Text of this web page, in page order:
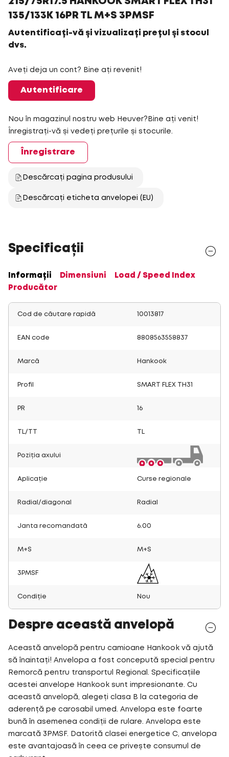
135/133K 16PR TL M+S 3PMSF
Autentificați-vă și vizualizați prețul și stocul
dvs.
Aveți deja un cont? Bine ați revenit!
Autentificare
Nou în magazinul nostru web Heuver?Bine ați venit!
Înregistrați-vă și vedeți prețurile și stocurile.
Înregistrare
Descărcați pagina produsului
Descărcați eticheta anvelopei (EU)
Specificații
Informații Dimensiuni
Load / Speed Index
Producător
Cod de căutare rapidă 10013817
EAN code 8808563558837
Marcă Hankook
Profil SMART FLEX TH31
PR 16
TL/TT
Poziția axului
Aplicație Curse regionale
Radial/diagonal Radial
Janta recomandată 6.00
M+S M+S
3PMSF
Condiție Nou
Despre această anvelopă
Această anvelopă pentru camioane Hankook vă ajută
să înaintați! Anvelopa a fost concepută special pentru
Remorcă pentru transportul Regional. Specificațiile
acestei anvelope Hankook sunt impresionante. Cu
această anvelopă, alegeți clasa B la categoria de
aderență pe carosabil umed. Anvelopa este foarte
bună în asemenea condiții de rulare. Anvelopa este
marcată 3PMSF. Datorită clasei energetice C, anvelopa
este avantajoasă în ceea ce privește consumul de